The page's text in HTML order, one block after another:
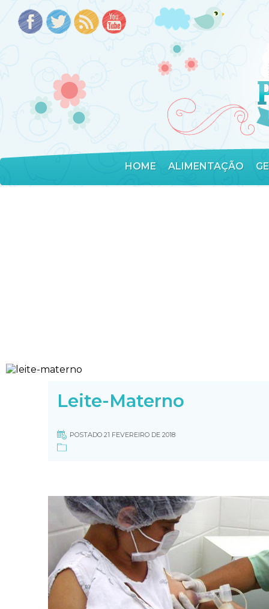
HOME ALIMENTAÇÃO
Leite-Materno
POSTADO 21 FEVEREIRO DE 2018